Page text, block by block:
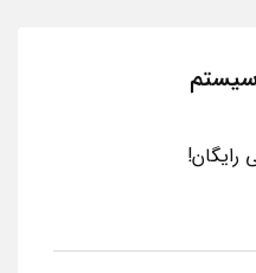
رایگان!